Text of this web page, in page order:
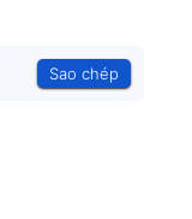
Sao chép